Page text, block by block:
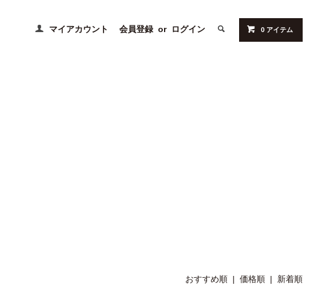
マイアカウント 会員登録 or ログイン 0 アイテム
おすすめ順 |価格順 | 新着順